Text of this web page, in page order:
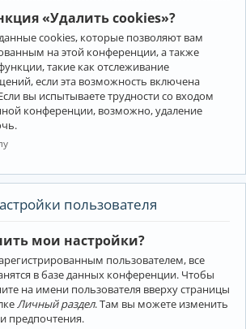
«Удалить cookies»?
cookies, которые позволяют вам
на этой конференции, а также
такие как отслеживание
если эта возможность включена
вы испытываете трудности со входом
конференции, возможно, удаление
пользователя
мои настройки?
пользователем, все
в базе данных конференции. Чтобы
на имени пользователя вверху страницы
Личный раздел. Там вы можете изменить
предпочтения.